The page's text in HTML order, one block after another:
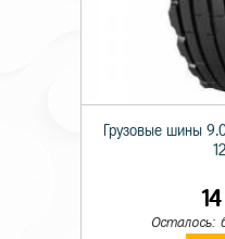
Грузовые шины
Осталось: